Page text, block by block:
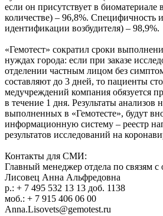
если он присутствует в
количестве) – 96,8%. Специфичность
идентификации возбудителя) – 98,9%.
«Гемотест» сократил сроки
нуждах города: если при заказе
отделении частным лицом без
составляют до 3 дней, то пациенты
медучреждений компания обязуется
в течение 1 дня. Результаты анализов
выполненных в «Гемотесте», будут
информационную систему – реестр
результатов исследований на
Контакты для СМИ:
Главный менеджер отдела по связям
Лисовец Анна Альфредовна
р.: + 7 495 532 13 13 доб. 1138
моб.: + 7 915 406 06 00
Anna.Lisovets@gemotest.ru